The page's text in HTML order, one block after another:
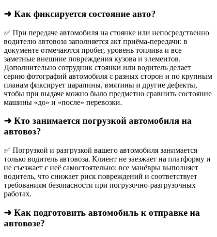
➜ Как фиксируется состояние авто?
✅ При передаче автомобиля на стоянке или непосредственно
водителю автовоза заполняется акт приёма-передачи: в
документе отмечаются пробег, уровень топлива и все
заметные внешние повреждения кузова и элементов.
Дополнительно сотрудник стоянки или водитель делает
серию фотографий автомобиля с разных сторон и по крупным
планам фиксирует царапины, вмятины и другие дефекты,
чтобы при выдаче можно было предметно сравнить состояние
машины «до» и «после» перевозки.
➜ Кто занимается погрузкой автомобиля на
автовоз?
✅ Погрузкой и разгрузкой вашего автомобиля занимается
только водитель автовоза. Клиент не заезжает на платформу и
не съезжает с неё самостоятельно: все манёвры выполняет
водитель, что снижает риск повреждений и соответствует
требованиям безопасности при погрузочно-разгрузочных
работах.
➜ Как подготовить автомобиль к отправке на
автовозе?